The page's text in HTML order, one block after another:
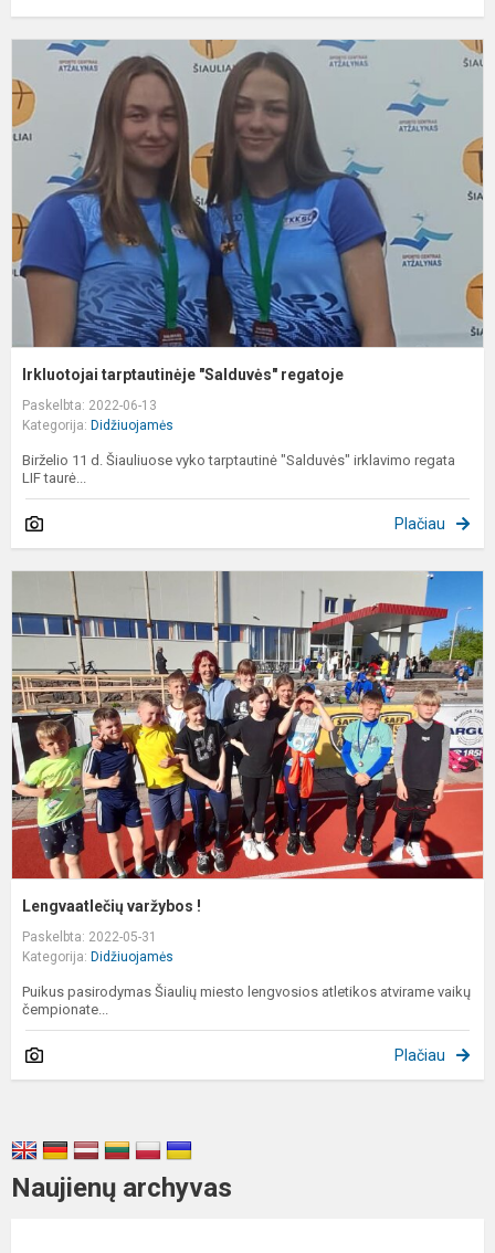
Irkluotojai tarptautinėje "Salduvės" regatoje
Paskelbta: 2022-06-13
Kategorija: Didžiuojamės
Birželio 11 d. Šiauliuose vyko tarptautinė "Salduvės" irklavimo regata
LIF taurė...
Plačiau
Lengvaatlečių varžybos !
Paskelbta: 2022-05-31
Kategorija: Didžiuojamės
Puikus pasirodymas Šiaulių miesto lengvosios atletikos atvirame vaikų
čempionate...
Plačiau
Naujienų archyvas